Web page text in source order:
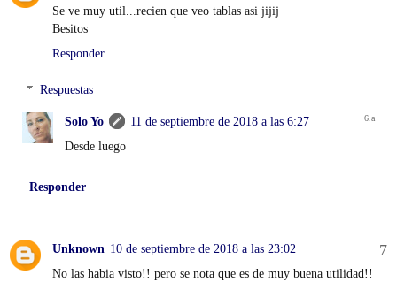
Se ve muy util...recien que veo tablas asi jijij
Besitos
Responder
Respuestas
Solo Yo
11 de septiembre de 2018 a las 6:27
Desde luego
Responder
Unknown 10 de septiembre de 2018 a las 23:02
No las habia visto!! pero se nota que es de muy buena utilidad!!